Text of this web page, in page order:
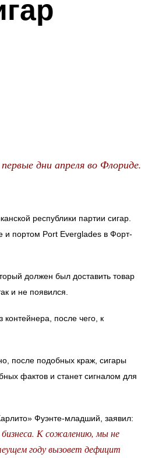
дни апреля во Флориде.
республики партии сигар.
и портом Port Everglades в Форт-
должен был доставить товар
и не появился.
после чего, к
после подобных краж, сигары
фактов и станет сигналом для
Фуэнте-младший, заявил:
бизнеса. К сожалению, мы не
году вызовет дефицит